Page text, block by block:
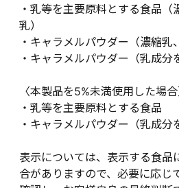
・乳等を主要原料とする食品（
乳）
・キャラメルパウダー（濃縮乳
・キャラメルパウダー（乳成分
〈本製品を5%未満使用した場合
・乳等を主要原料とする食品
・キャラメルパウダー（乳成分
表示については、表示する食品
合がありますので、必要に応じ